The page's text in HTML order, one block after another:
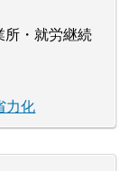
所・就労継続
力化